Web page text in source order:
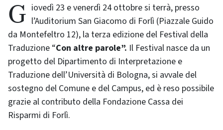
Giovedì 23 e venerdì 24 ottobre si terrà, presso l’Auditorium San Giacomo di Forlì (Piazzale Guido
da Montefeltro 12), la terza edizione del Festival della
Traduzione “Con altre parole”. Il Festival nasce da un
progetto del Dipartimento di Interpretazione e
Traduzione dell’Università di Bologna, si avvale del
sostegno del Comune e del Campus, ed è reso possibile
grazie al contributo della Fondazione Cassa dei
Risparmi di Forlì.